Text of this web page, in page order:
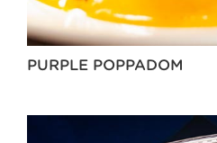
PURPLE POPPADOM